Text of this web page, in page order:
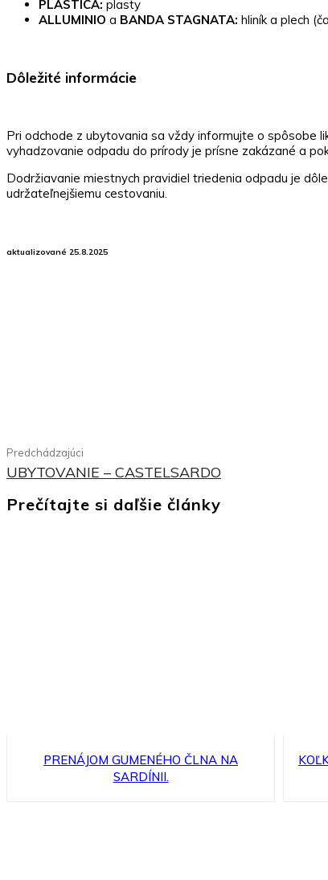
PLASTICA: plasty
ALLUMINIO a BANDA STAGNATA: hliník a plech
Dôležité informácie
Pri odchode z ubytovania sa vždy informujte o spôsobe
vyhadzovanie odpadu do prírody je prísne zakázané a
Dodržiavanie miestnych pravidiel triedenia odpadu je
udržateľnejšiemu cestovaniu.
aktualizované 25.8.2025
Predchádzajúci
UBYTOVANIE – CASTELSARDO
Prečítajte si daľšie články
PRENÁJOM GUMENÉHO ČLNA NA
SARDÍNII.